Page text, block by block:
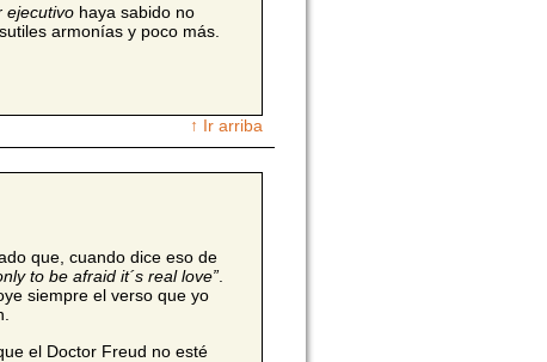
ejecutivo haya sabido no
armonías y poco más.
↑ Ir arriba
que, cuando dice eso de
to be afraid it´s real love”
siempre el verso que yo
el Doctor Freud no esté